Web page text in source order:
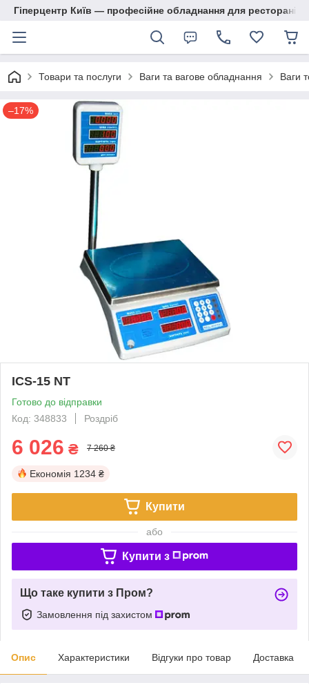
Гіперцентр Київ — професійне обладнання для ресторанів,
Товари та послуги Ваги та вагове обладнання Ваги
–17%
ICS-15 NT
Готово до відправки
Код: 348833
Роздріб
6 026 ₴ 7 260 ₴
Економія 1234 ₴
Купити
або
Купити з
Що таке купити з Пром?
Замовлення під захистом
Опис Характеристики Відгуки про товар Доставка